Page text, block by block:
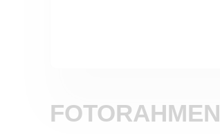
FOTORAHMEN